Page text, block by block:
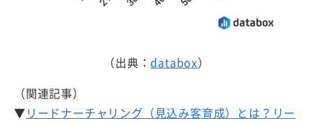
（出典： databox）
（関連記事）
▼リードナーチャリング（見込み客育成）とは？リー